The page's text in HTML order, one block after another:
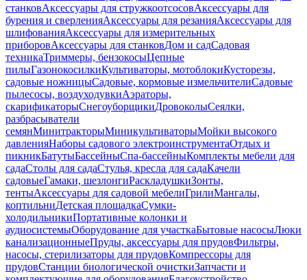
станковАксессуары для стружкоотсосовАксессуары для
бурения и сверленияАксессуары для резанияАксессуары для
шлифованияАксессуары для измерительных
приборовАксессуары для станковДом и садСадовая
техникаТриммеры, бензокосыЦепные
пилыГазонокосилкиКультиваторы, мотоблокиКусторезы,
садовые ножницыСадовые, кормовые измельчителиСадовые
пылесосы, воздуходувкиАэраторы,
скарификаторыСнегоуборщикиДровоколыСеялки,
разбрасыватели
семянМинитракторыМиникультиваторыМойки высокого
давленияНаборы садового электроинструментаОтдых и
пикникБатутыБассейныСпа-бассейныКомплекты мебели для
садаСтолы для садаСтулья, кресла для садаКачели
садовыеГамаки, шезлонгиРаскладушкиЗонты,
тентыАксессуары для садовой мебелиГрилиМангалы,
коптильниДетская площадкаСумки-
холодильникиПортативные колонки и
аудиосистемыОборудование для участкаБытовые насосыЛюки
канализационныеПруды, аксессуары для прудовФильтры,
насосы, стерилизаторы для прудовКомпрессоры для
прудовСтанции биологической очисткиЗапчасти и